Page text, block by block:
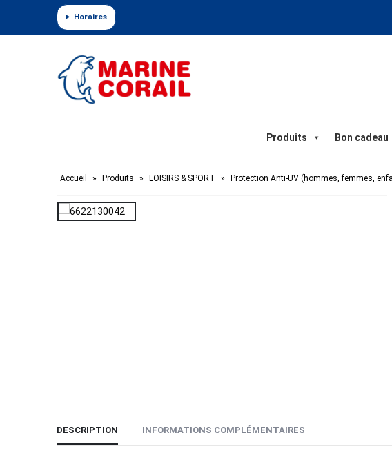
Horaires
Produits Bon cadeau
Accueil » Produits » LOISIRS & SPORT » Protection Anti-UV (hommes, femmes,
DESCRIPTION INFORMATIONS COMPLÉMENTAIRES
Panneau de gestion des cookies